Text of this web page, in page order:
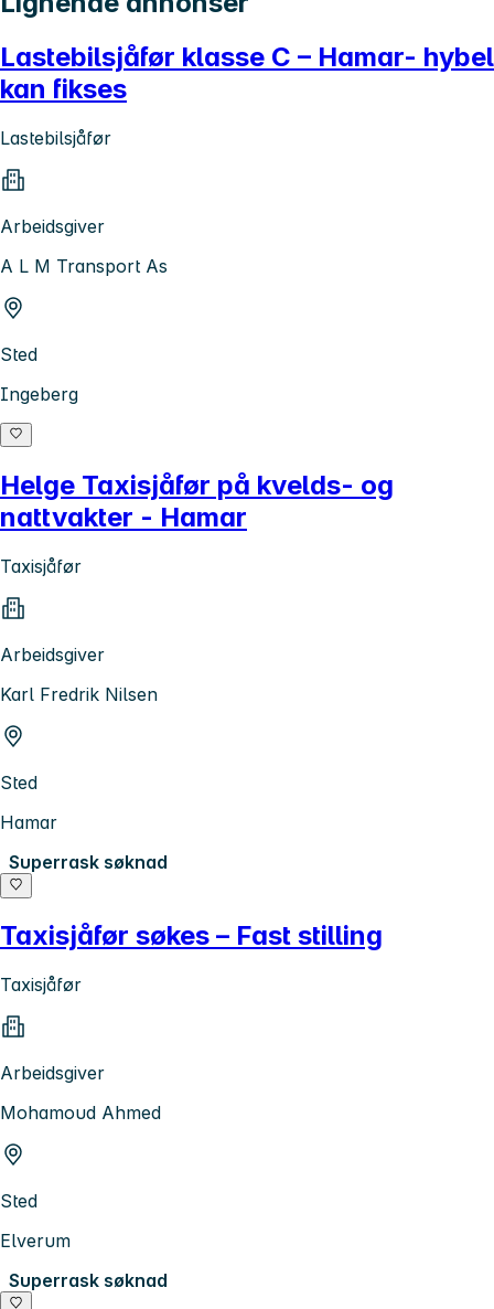
Lastebilsjåfør klasse C – Hamar- hybel
kan fikses
Lastebilsjåfør
Arbeidsgiver
A L M Transport As
Sted
Ingeberg
Helge Taxisjåfør på kvelds- og
nattvakter - Hamar
Taxisjåfør
Arbeidsgiver
Karl Fredrik Nilsen
Sted
Hamar
Superrask søknad
Taxisjåfør søkes – Fast stilling
Taxisjåfør
Arbeidsgiver
Mohamoud Ahmed
Sted
Elverum
Superrask søknad